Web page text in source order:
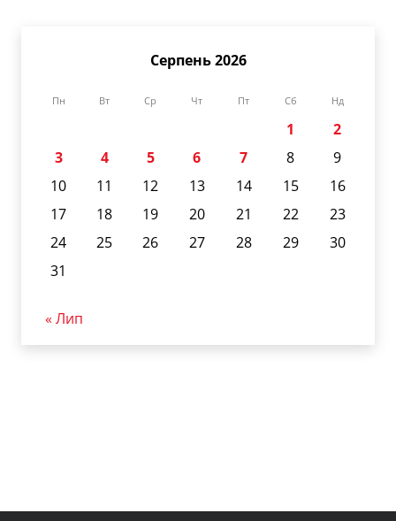
Серпень 2026
Пн Вт Ср Чт Пт Сб Нд
1
2
3
4 5 6 7 8
9
10
11 12 13 14 15
16
17
18 19 20 21 22
23
24
25 26 27 28 29
30
31
« Лип